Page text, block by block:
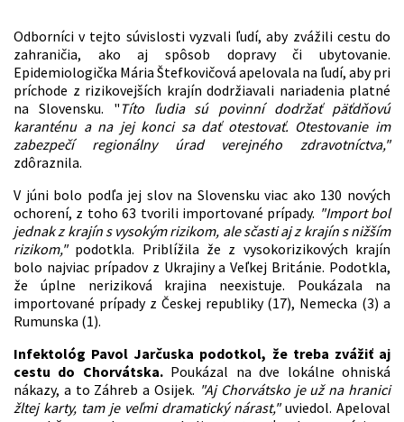
Odborníci v tejto súvislosti vyzvali ľudí, aby zvážili cestu do
zahraničia, ako aj spôsob dopravy či ubytovanie.
Epidemiologička Mária Štefkovičová apelovala na ľudí, aby pri
príchode z rizikovejších krajín dodržiavali nariadenia platné
na Slovensku. " Títo ľudia sú povinní dodržať päťdňovú
karanténu a na jej konci sa dať otestovať. Otestovanie im
zabezpečí regionálny úrad verejného zdravotníctva,"
zdôraznila.
V júni bolo podľa jej slov na Slovensku viac ako 130 nových
ochorení, z toho 63 tvorili importované prípady. "Import bol
jednak z krajín s vysokým rizikom, ale sčasti aj z krajín s nižším
rizikom,"podotkla. Priblížila že z vysokorizikových krajín
bolo najviac prípadov z Ukrajiny a Veľkej Británie. Podotkla,
že úplne neriziková krajina neexistuje. Poukázala na
importované prípady z Českej republiky (17), Nemecka (3) a
Rumunska (1).
Infektológ Pavol Jarčuska podotkol, že treba zvážiť aj
cestu do Chorvátska.Poukázal na dve lokálne ohniská
nákazy, a to Záhreb a Osijek. "Aj Chorvátsko je už na hranici
žltej karty, tam je veľmi dramatický nárast,"uviedol. Apeloval